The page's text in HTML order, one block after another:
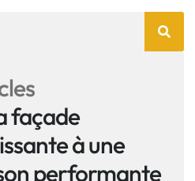
façade
à une
performante